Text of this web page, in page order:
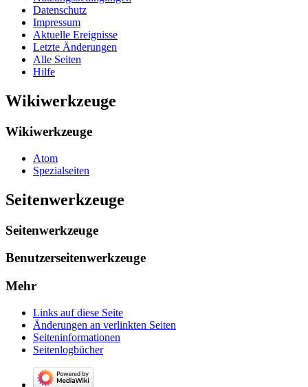
Datenschutz
Impressum
Aktuelle Ereignisse
Letzte Änderungen
Alle Seiten
Hilfe
Wikiwerkzeuge
Wikiwerkzeuge
Atom
Spezialseiten
Seitenwerkzeuge
Seitenwerkzeuge
Benutzerseitenwerkzeuge
Mehr
Links auf diese Seite
Änderungen an verlinkten Seiten
Seiten­­informationen
Seitenlogbücher